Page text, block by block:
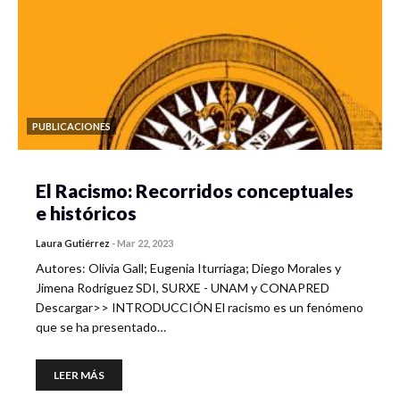
PUBLICACIONES
El Racismo: Recorridos conceptuales
e históricos
Laura Gutiérrez -Mar 22, 2023
Autores: Olivia Gall; Eugenia Iturriaga; Diego Morales y
Jimena Rodríguez SDI, SURXE - UNAM y CONAPRED
Descargar>> INTRODUCCIÓN El racismo es un fenómeno
que se ha presentado…
LEER MÁS